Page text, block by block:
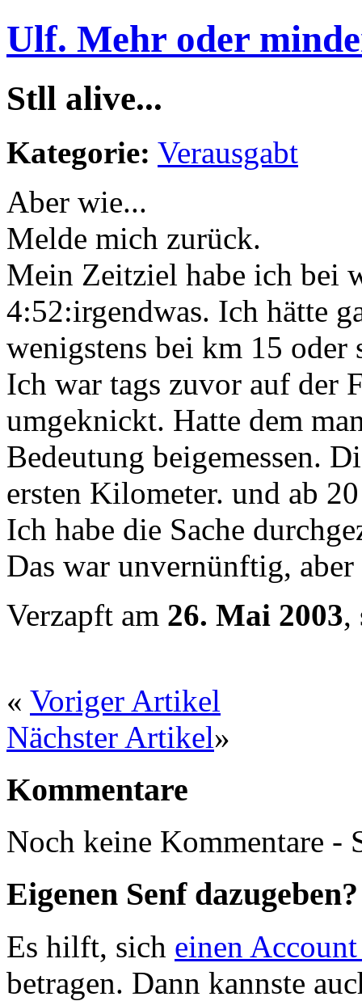
Ulf. Mehr oder
Stll alive...
Kategorie: Verausgabt
Aber wie...
Melde mich zurück.
Mein Zeitziel habe ich bei
4:52:irgendwas. Ich hätte
wenigstens bei km 15 oder
Ich war tags zuvor auf der
umgeknickt. Hatte dem
Bedeutung beigemessen.
ersten Kilometer. und ab
Ich habe die Sache
Das war unvernünftig, aber
Verzapft am 26. Mai 2003,
« Voriger Artikel
Nächster Artikel»
Kommentare
Noch keine Kommentare -
Eigenen Senf dazugeben?
Es hilft, sich einen
betragen. Dann kannste